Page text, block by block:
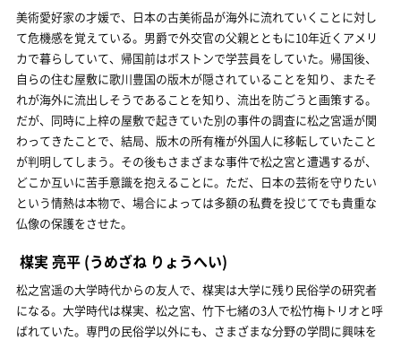
美術愛好家の才媛で、日本の古美術品が海外に流れていくことに対し
て危機感を覚えている。男爵で外交官の父親とともに10年近くアメリ
カで暮らしていて、帰国前はボストンで学芸員をしていた。帰国後、
自らの住む屋敷に歌川豊国の版木が隠されていることを知り、またそ
れが海外に流出しそうであることを知り、流出を防ごうと画策する。
だが、同時に上梓の屋敷で起きていた別の事件の調査に松之宮遥が関
わってきたことで、結局、版木の所有権が外国人に移転していたこと
が判明してしまう。その後もさまざまな事件で松之宮と遭遇するが、
どこか互いに苦手意識を抱えることに。ただ、日本の芸術を守りたい
という情熱は本物で、場合によっては多額の私費を投じてでも貴重な
仏像の保護をさせた。
楳実 亮平 (うめざね りょうへい)
松之宮遥の大学時代からの友人で、楳実は大学に残り民俗学の研究者
になる。大学時代は楳実、松之宮、竹下七緒の3人で松竹梅トリオと呼
ばれていた。専門の民俗学以外にも、さまざまな分野の学問に興味を